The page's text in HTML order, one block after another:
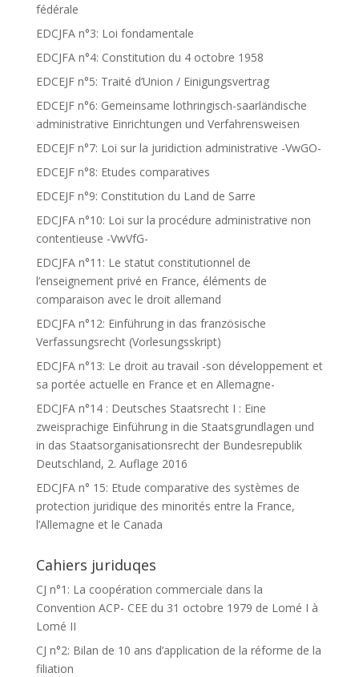
fédérale
EDCJFA n°3: Loi fondamentale
EDCJFA n°4: Constitution du 4 octobre 1958
EDCEJF n°5: Traité d’Union / Einigungsvertrag
EDCEJF n°6: Gemeinsame lothringisch-saarländische
administrative Einrichtungen und Verfahrensweisen
EDCEJF n°7: Loi sur la juridiction administrative -VwGO-
EDCEJF n°8: Etudes comparatives
EDCEJF n°9: Constitution du Land de Sarre
EDCJFA n°10: Loi sur la procédure administrative non
contentieuse -VwVfG-
EDCJFA n°11: Le statut constitutionnel de
l’enseignement privé en France, éléments de
comparaison avec le droit allemand
EDCJFA n°12: Einführung in das französische
Verfassungsrecht (Vorlesungsskript)
EDCJFA n°13: Le droit au travail -son développement et
sa portée actuelle en France et en Allemagne-
EDCJFA n°14 : Deutsches Staatsrecht I : Eine
zweisprachige Einführung in die Staatsgrundlagen und
in das Staatsorganisationsrecht der Bundesrepublik
Deutschland, 2. Auflage 2016
EDCJFA n° 15: Etude comparative des systèmes de
protection juridique des minorités entre la France,
l’Allemagne et le Canada
Cahiers juriduqes
CJ n°1: La coopération commerciale dans la
Convention ACP- CEE du 31 octobre 1979 de Lomé I à
Lomé II
CJ n°2: Bilan de 10 ans d’application de la réforme de la
filiation